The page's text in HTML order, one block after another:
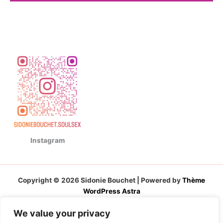
We value your privacy
Instagram
Copyright © 2026 Sidonie Bouchet | Powered byThème
WordPress Astra